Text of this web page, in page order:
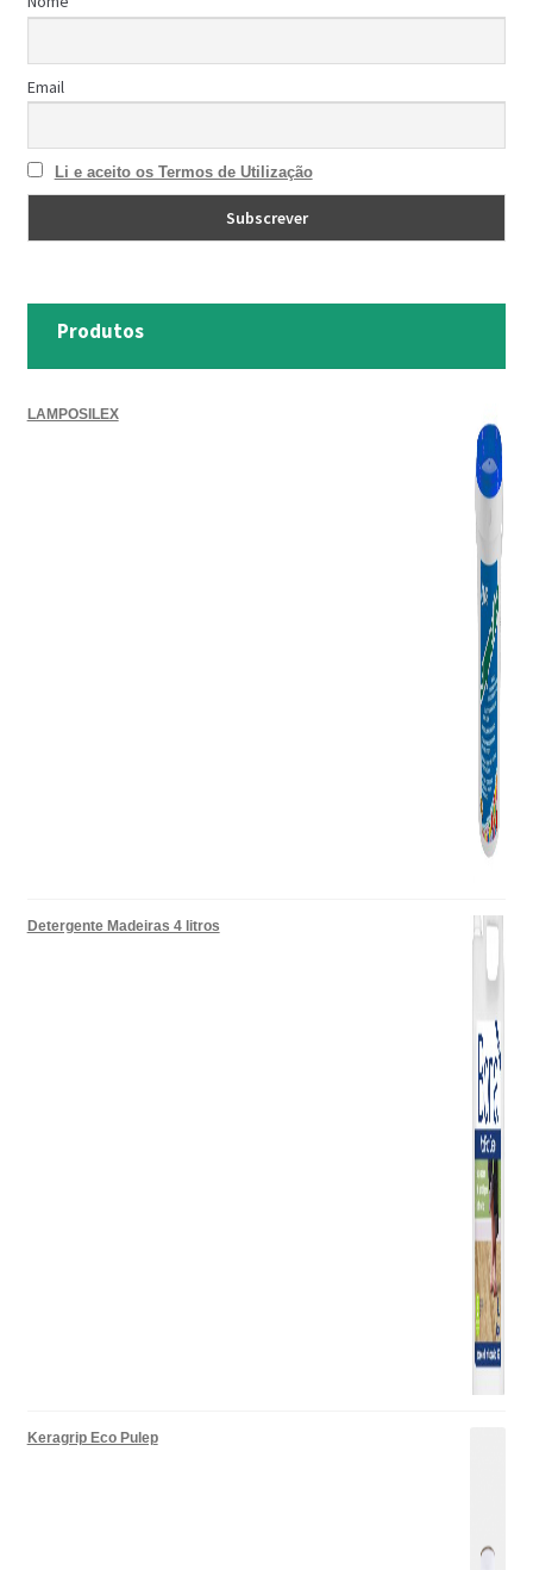
VINÍLICOS
Email
Li e aceito os Termos de Utilização
Produtos
LAMPOSILEX
Detergente Madeiras 4 litros
Keragrip Eco Pulep